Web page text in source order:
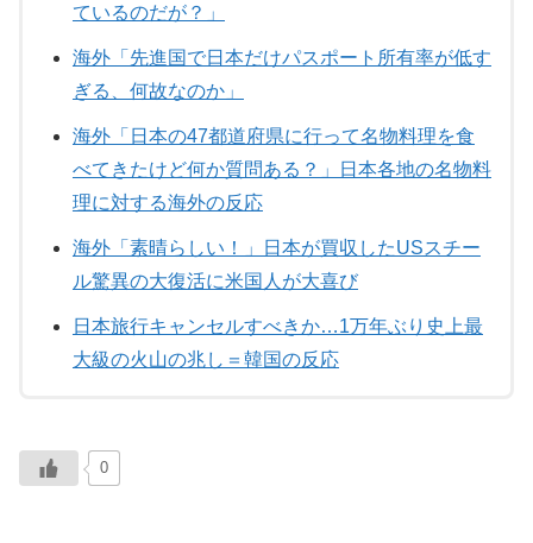
ているのだが？」
海外「先進国で日本だけパスポート所有率が低す
ぎる、何故なのか」
海外「日本の47都道府県に行って名物料理を食
べてきたけど何か質問ある？」日本各地の名物料
理に対する海外の反応
海外「素晴らしい！」日本が買収したUSスチー
ル驚異の大復活に米国人が大喜び
日本旅行キャンセルすべきか…1万年ぶり史上最
大級の火山の兆し＝韓国の反応
0